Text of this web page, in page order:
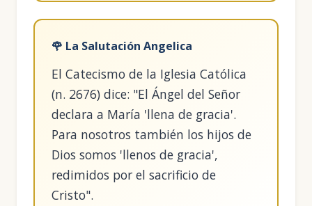
🌹 La Salutación Angelica
El Catecismo de la Iglesia Católica
(n. 2676) dice: "El Ángel del Señor
declara a María 'llena de gracia'.
Para nosotros también los hijos de
Dios somos 'llenos de gracia',
redimidos por el sacrificio de
Cristo".